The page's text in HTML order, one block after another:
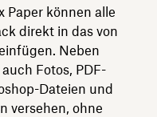
Paper können alle
direkt in das von
Neben
Fotos, PDF-
Dateien und
versehen, ohne